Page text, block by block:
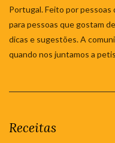
Portugal. Feito por pessoas
para pessoas que gostam
dicas e sugestões. A
quando nos juntamos a
Receitas